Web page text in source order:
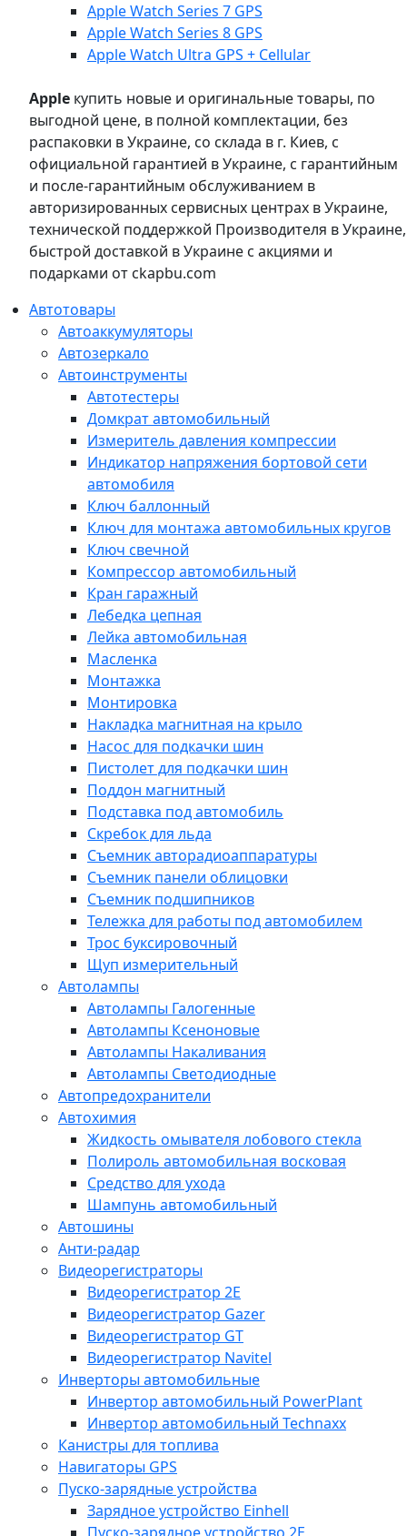
Apple Watch Series 7 GPS
Apple Watch Series 8 GPS
Apple Watch Ultra GPS + Cellular
Apple купить новые и оригинальные товары, по
выгодной цене, в полной комплектации, без
распаковки в Украине, со склада в г. Киев, с
официальной гарантией в Украине, с гарантийным
и после-гарантийным обслуживанием в
авторизированных сервисных центрах в Украине,
технической поддержкой Производителя в Украине,
быстрой доставкой в Украине с акциями и
подарками от ckapbu.com
Автотовары
Автоаккумуляторы
Автозеркало
Автоинструменты
Автотестеры
Домкрат автомобильный
Измеритель давления компрессии
Индикатор напряжения бортовой сети
автомобиля
Ключ баллонный
Ключ для монтажа автомобильных кругов
Ключ свечной
Компрессор автомобильный
Кран гаражный
Лебедка цепная
Лейка автомобильная
Масленка
Монтажка
Монтировка
Накладка магнитная на крыло
Насос для подкачки шин
Пистолет для подкачки шин
Поддон магнитный
Подставка под автомобиль
Скребок для льда
Съемник авторадиоаппаратуры
Съемник панели облицовки
Съемник подшипников
Тележка для работы под автомобилем
Трос буксировочный
Щуп измерительный
Автолампы
Автолампы Галогенные
Автолампы Ксеноновые
Автолампы Накаливания
Автолампы Светодиодные
Автопредохранители
Автохимия
Жидкость омывателя лобового стекла
Полироль автомобильная восковая
Средство для ухода
Шампунь автомобильный
Автошины
Анти-радар
Видеорегистраторы
Видеорегистратор 2E
Видеорегистратор Gazer
Видеорегистратор GT
Видеорегистратор Navitel
Инверторы автомобильные
Инвертор автомобильный PowerPlant
Инвертор автомобильный Technaxx
Канистры для топлива
Навигаторы GPS
Пуско-зарядные устройства
Зарядное устройство Einhell